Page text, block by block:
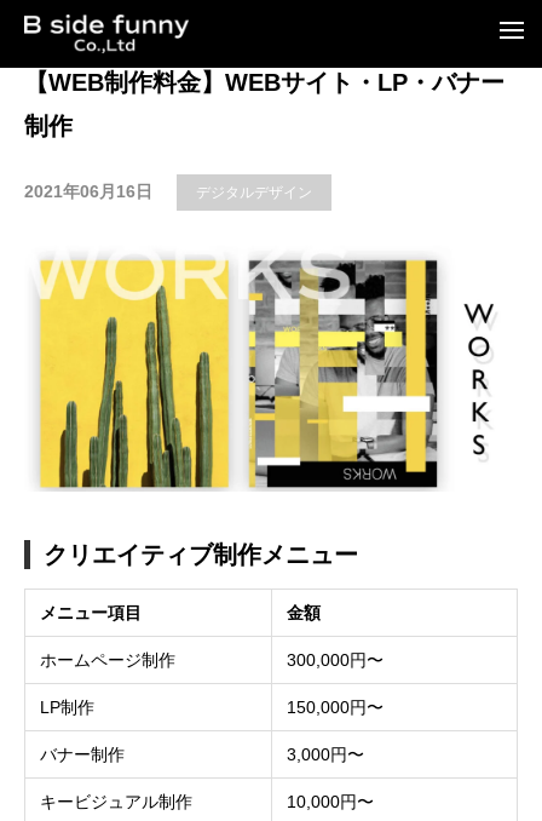
t
【WEB制作料金】WEBサイト・LP・バナー
制作
2021年06月16日 デジタルデザイン
クリエイティブ制作メニュー
メニュー項目 金額
ホームページ制作 300,000円〜
LP制作 150,000円〜
バナー制作 3,000円〜
キービジュアル制作 10,000円〜